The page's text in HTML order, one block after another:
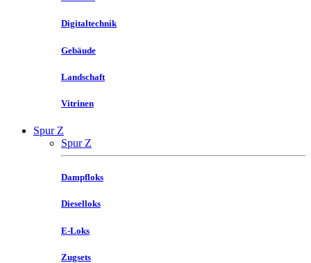
Digitaltechnik
Gebäude
Landschaft
Vitrinen
Spur Z
Spur Z
Dampfloks
Dieselloks
E-Loks
Zugsets